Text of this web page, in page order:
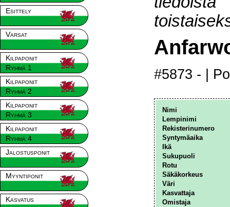
Esittely
Varsat
Kilpaponit
Ryhmä 1
Kilpaponit
Ryhmä 2
Kilpaponit
Ryhmä 3
Kilpaponit
Ryhmä 4
Jalostusponit
Myyntiponit
Kasvatus
#5873 - |
Nimi
Lempinimi
Rekisterinumero
Syntymäaika
Ikä
Sukupuoli
Rotu
Säkäkorkeus
Väri
Kasvattaja
Omistaja